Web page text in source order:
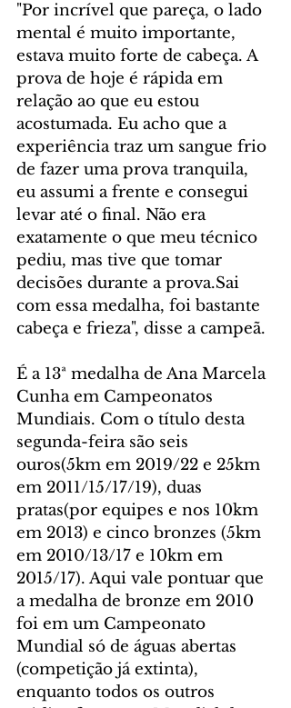
"Por incrível que pareça, o lado
mental é muito importante,
estava muito forte de cabeça. A
prova de hoje é rápida em
relação ao que eu estou
acostumada. Eu acho que a
experiência traz um sangue frio
de fazer uma prova tranquila,
eu assumi a frente e consegui
levar até o final. Não era
exatamente o que meu técnico
pediu, mas tive que tomar
decisões durante a prova.Sai
com essa medalha, foi bastante
cabeça e frieza", disse a campeã.
É a 13ª medalha de Ana Marcela
Cunha em Campeonatos
Mundiais. Com o título desta
segunda-feira são seis
ouros(5km em 2019/22 e 25km
em 2011/15/17/19), duas
pratas(por equipes e nos 10km
em 2013) e cinco bronzes (5km
em 2010/13/17 e 10km em
2015/17). Aqui vale pontuar que
a medalha de bronze em 2010
foi em um Campeonato
Mundial só de águas abertas
(competição já extinta),
enquanto todos os outros